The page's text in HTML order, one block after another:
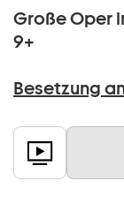
Große Oper
9+
Besetzung